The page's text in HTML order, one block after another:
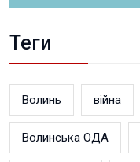
Теги
Волинь війна
Волинська ОДА